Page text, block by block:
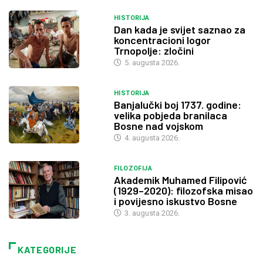
HISTORIJA
Dan kada je svijet saznao za
koncentracioni logor
Trnopolje: zločini
5. augusta 2026.
HISTORIJA
Banjalučki boj 1737. godine:
velika pobjeda branilaca
Bosne nad vojskom
4. augusta 2026.
FILOZOFIJA
Akademik Muhamed Filipović
(1929–2020): filozofska misao
i povijesno iskustvo Bosne
3. augusta 2026.
KATEGORIJE